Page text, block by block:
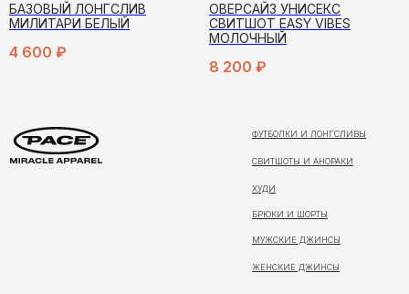
БАЗОВЫЙ ЛОНГСЛИВ
МИЛИТАРИ БЕЛЫЙ
4 600 ₽
ОВЕРСАЙЗ УНИСЕКС
СВИТШОТ EASY VIBES
МОЛОЧНЫЙ
8 200 ₽
ЖЕНСКИЕ ДЖИНСЫ
МУЖСКИЕ ДЖИНСЫ
БРЮКИ И ШОРТЫ
ХУДИ
СВИТШОТЫ И АНОРАКИ
ФУТБОЛКИ И ЛОНГСЛИВЫ